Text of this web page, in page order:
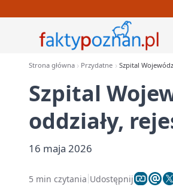
Strona główna Przydatne Szpital
Szpital
oddziały,
16 maja 2026
5 min czytania Udostępnij